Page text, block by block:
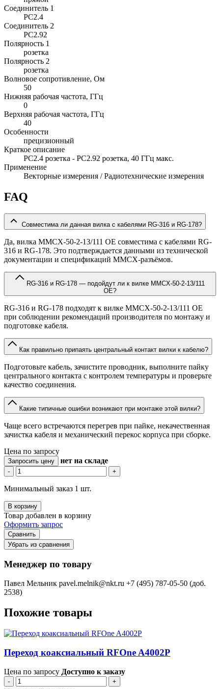
Соединитель 1
PC2.4
Соединитель 2
PC2.92
Полярность 1
розетка
Полярность 2
розетка
Волновое сопротивление, Ом
50
Нижняя рабочая частота, ГГц
0
Верхняя рабочая частота, ГГц
40
Особенности
прецизионный
Краткое описание
PC2.4 розетка - PC2.92 розетка, 40 ГГц макс.
Применение
Векторные измерения / Радиотехнические измерения
FAQ
Совместима ли данная вилка с кабелями RG-316 и RG-178?
Да, вилка MMCX-50-2-13/111 OE совместима с кабелями RG-
316 и RG-178. Это подтверждается данными из технической
документации и спецификаций MMCX-разъёмов.
OE?
RG-316 и RG-178 подходят к вилке MMCX-50-2-13/111 OE
при соблюдении рекомендаций производителя по монтажу и
подготовке кабеля.
Как правильно припаять центральный контакт вилки к кабелю?
Подготовьте кабель, зачистите проводник, выполните пайку
центрального контакта с контролем температуры и проверьте
качество соединения.
Какие типичные ошибки возникают при монтаже этой вилки?
Чаще всего встречаются перегрев при пайке, некачественная
зачистка кабеля и механический перекос корпуса при сборке.
Цена по запросу
Запросить цену нет на складе
- +
Минимальный заказ 1 шт.
В корзину
Товар добавлен в корзину
Оформить запрос
Сравнить
Убрать из сравнения
Менеджер по товару
Павел Мельник pavel.melnik@nkt.ru +7 (495) 787-05-50 (доб.
2538)
Похожие товары
Переход коаксиальный RFOne A4002P
Цена по запросу Доступно к заказу
-
+